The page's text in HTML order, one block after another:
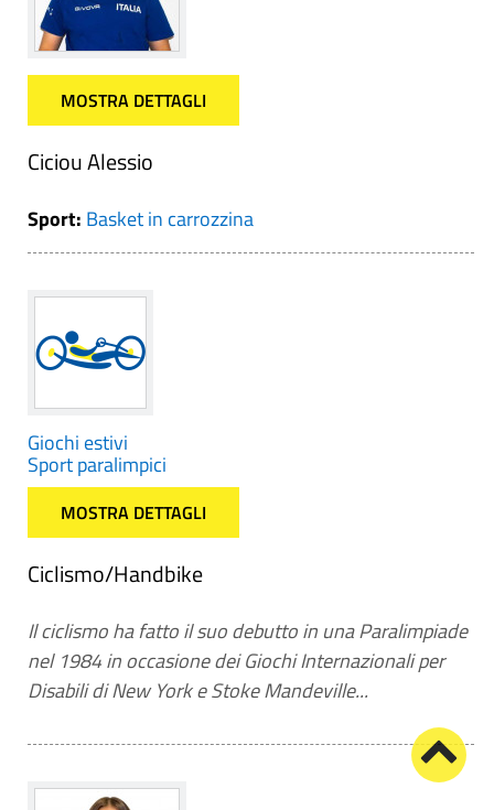
MOSTRA DETTAGLI
Ciciou Alessio
Sport: Basket in carrozzina
Giochi estivi
Sport paralimpici
MOSTRA DETTAGLI
Ciclismo/Handbike
Il ciclismo ha fatto il suo debutto in una Paralimpiade
nel 1984 in occasione dei Giochi Internazionali per
Disabili di New York e Stoke Mandeville...